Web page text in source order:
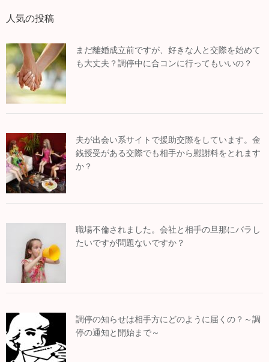
人気の投稿
まだ離婚成立前ですが、好きな人と交際を始めて
も大丈夫？調停中に合コンに行ってもいいの？
夫が出会い系サイトで援助交際をしています。金
銭授受がある交際でも相手から慰謝料をとれます
か？
職場不倫されました。会社と相手の旦那にバラし
たいですが問題ないですか？
調停の知らせは相手方にどのように届くの？～調
停の通知と開始まで～